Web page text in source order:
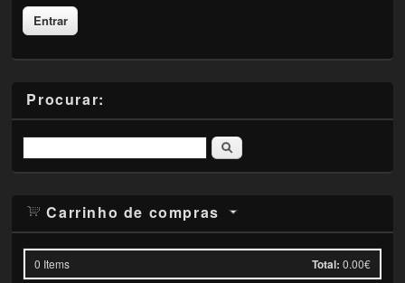
Procurar:
Pesquisar
Carrinho de compras
0 Items Total: 0.00€